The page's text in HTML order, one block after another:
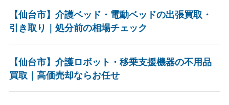
【仙台市】介護ベッド・電動ベッドの出張買取・
引き取り｜処分前の相場チェック
【仙台市】介護ロボット・移乗支援機器の不用品
買取｜高価売却ならお任せ